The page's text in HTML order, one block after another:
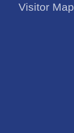
Visitor Map